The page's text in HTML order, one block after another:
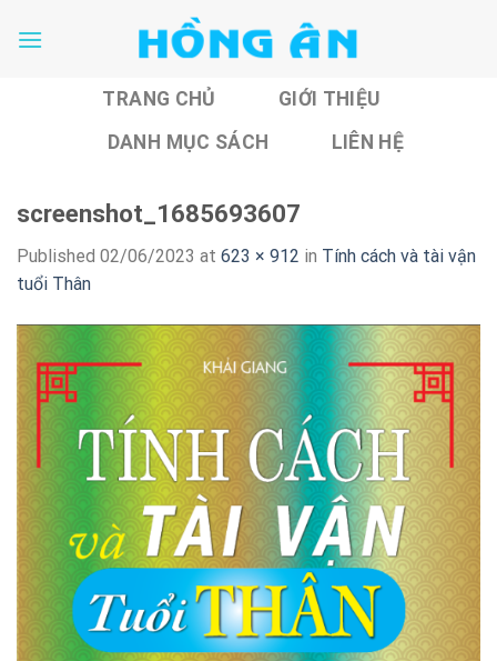
TRANG CHỦ
GIỚI THIỆU
DANH MỤC SÁCH
LIÊN HỆ
screenshot_1685693607
Published 02/06/2023 at 623 × 912 in Tính cách và tài vận
tuổi Thân